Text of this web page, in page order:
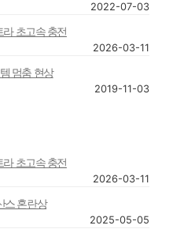
2022-07-03
라 초고속 충전
2026-03-11
멈춤 현상
2019-11-03
라 초고속 충전
2026-03-11
스 혼란상
2025-05-05